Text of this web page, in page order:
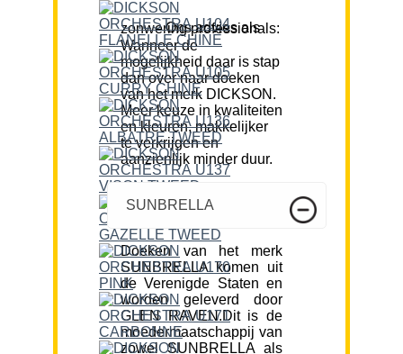
Ons advies als zonwering professionals:
Wanneer de
mogelijkheid daar is stap
dan over naar doeken
van het merk DICKSON.
Meer keuze in kwaliteiten
en kleuren, makkelijker
te verkrijgen en
aanzienlijk minder duur.
SUNBRELLA
Doeken van het merk
SUNBRELLA komen uit
de Verenigde Staten en
worden geleverd door
GLEN RAVEN.Dit is de
moedermaatschappij van
zowel SUNBRELLA als